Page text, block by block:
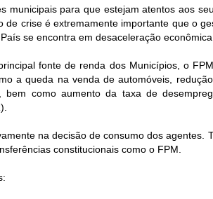
municipais para que estejam atentos aos
de crise é extremamente importante que o
se encontra em desaceleração econômica.
fonte de renda dos Municípios, o
a queda na venda de automóveis,
bem como aumento da taxa de
na decisão de consumo dos agentes.
constitucionais como o FPM.